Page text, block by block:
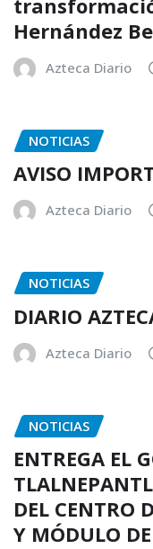
Hernández
Azteca Diario
NOTICIAS
AVISO
Azteca Diario
NOTICIAS
DIARIO
Azteca Diario
NOTICIAS
ENTREGA EL
DEL CENTRO
Y MÓDULO